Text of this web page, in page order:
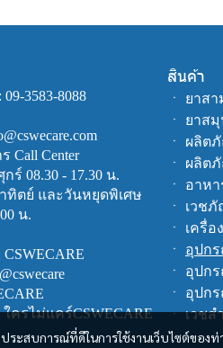
ะสบการณ์ที่ดีในการใช้งานเว็บไซต์ของท่
09-3583-8088
Call Center
ร์ 08.30 - 17.30 น.
ทิตย์ และวันหยุดพิเศษ
น.
CSWECARE
@cswecare
ครไม่แคร์CSWECARE
สินค้า
ㆍ ยาส
ㆍ ยาส
ㆍ ผลิต
ㆍ ผลิต
ㆍ อาห
ㆍ เวช
ㆍ เครื่อ
ㆍ อุปก
ㆍ อุปก
ㆍ อุปก
ㆍเวชส